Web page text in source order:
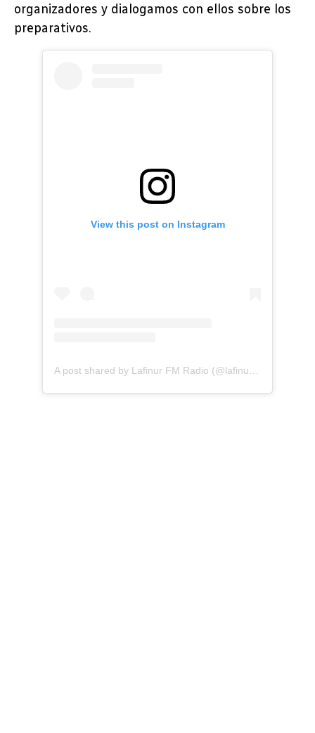
organizadores y dialogamos con ellos sobre los
preparativos.
View this post on Instagram